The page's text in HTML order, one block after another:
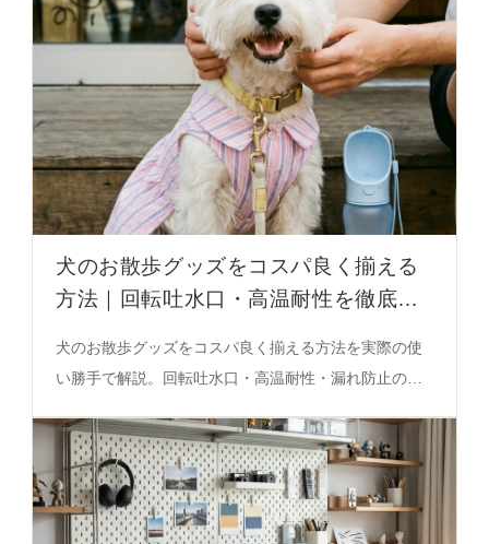
犬のお散歩グッズをコスパ良く揃える
方法｜回転吐水口・高温耐性を徹底解
犬のお散歩グッズをコスパ良く揃える方法を実際の使
い勝手で解説。回転吐水口・高温耐性・漏れ防止のポ